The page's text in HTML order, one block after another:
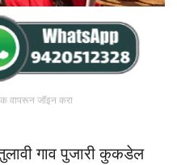
वापरून जॉइन करा
गाव पुजारी कुकडेल